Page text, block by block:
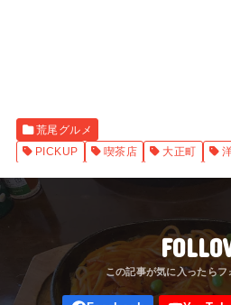
荒尾グルメ
PICKUP
喫茶店 大正町